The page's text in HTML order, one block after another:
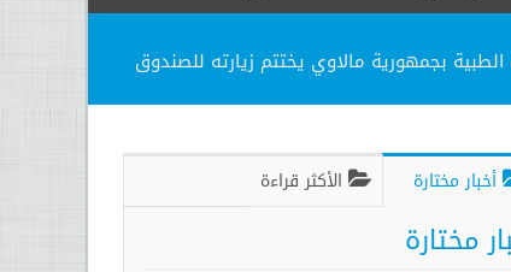
بجمهورية مالاوي يختتم زيارته للصندوق
أخبار مختارة الأكثر قراءة
مختارة